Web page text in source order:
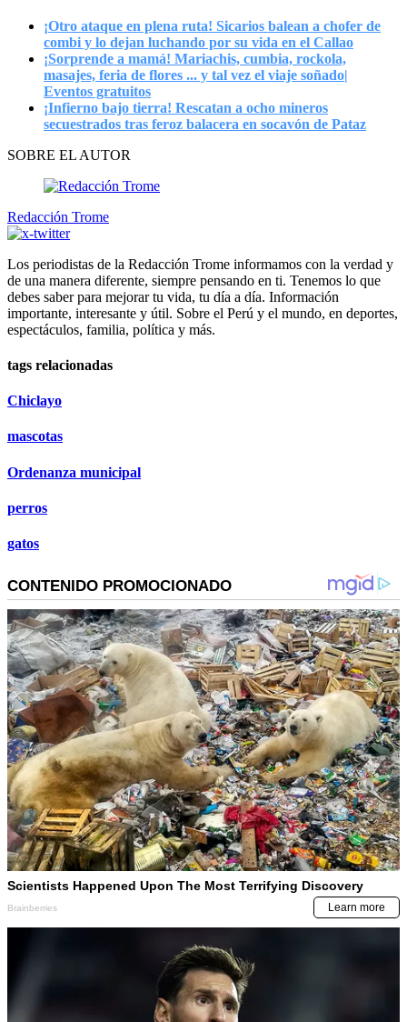
¡Otro ataque en plena ruta! Sicarios balean a chofer de
combi y lo dejan luchando por su vida en el Callao
¡Sorprende a mamá! Mariachis, cumbia, rockola,
masajes, feria de flores ... y tal vez el viaje soñado|
Eventos gratuitos
¡Infierno bajo tierra! Rescatan a ocho mineros
secuestrados tras feroz balacera en socavón de Pataz
SOBRE EL AUTOR
Redacción Trome
Los periodistas de la Redacción Trome informamos con la verdad y
de una manera diferente, siempre pensando en ti. Tenemos lo que
debes saber para mejorar tu vida, tu día a día. Información
importante, interesante y útil. Sobre el Perú y el mundo, en deportes,
espectáculos, familia, política y más.
tags relacionadas
Chiclayo
mascotas
Ordenanza municipal
perros
gatos